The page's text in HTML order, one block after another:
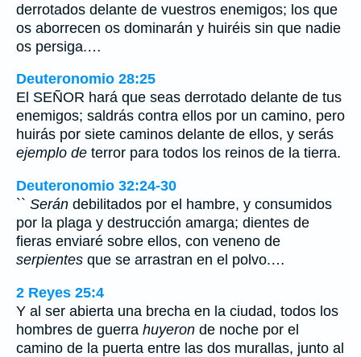
derrotados delante de vuestros enemigos; los que
os aborrecen os dominarán y huiréis sin que nadie
os persiga.…
Deuteronomio 28:25
El SEÑOR hará que seas derrotado delante de tus
enemigos; saldrás contra ellos por un camino, pero
huirás por siete caminos delante de ellos, y serás
ejemplo de terror para todos los reinos de la tierra.
Deuteronomio 32:24-30
`` Serán debilitados por el hambre, y consumidos
por la plaga y destrucción amarga; dientes de
fieras enviaré sobre ellos, con veneno de
serpientes que se arrastran en el polvo.…
2 Reyes 25:4
Y al ser abierta una brecha en la ciudad, todos los
hombres de guerra huyeron de noche por el
camino de la puerta entre las dos murallas, junto al